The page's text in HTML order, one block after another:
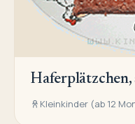
Kleinkinder (ab 12